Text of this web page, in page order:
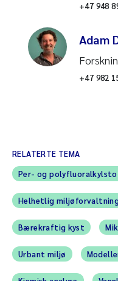
+47 948
Adam
+47 982
RELATERTE TEMA
Per- og
Helhetlig
Bærekraftig kyst
Urbant miljø